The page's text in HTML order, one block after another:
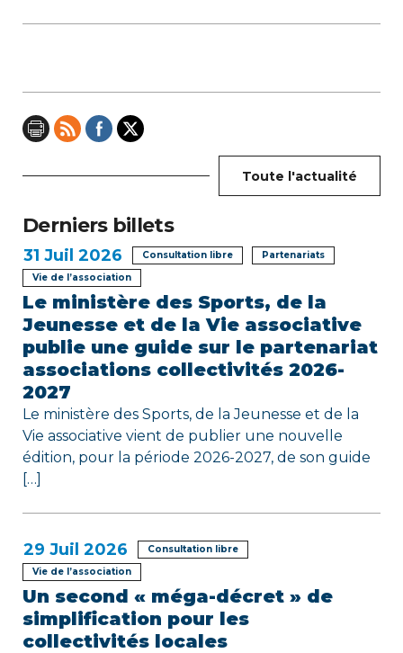
t
o
n
d
e
l
’
a
r
t
i
c
l
Toute l'actualité
Derniers billets
31 Juil 2026 Consultation libre
Partenariats
Vie de l’association
Le ministère des Sports, de la
Jeunesse et de la Vie associative
publie une guide sur le partenariat
associations collectivités 2026-
2027
Le ministère des Sports, de la Jeunesse et de la
Vie associative vient de publier une nouvelle
édition, pour la période 2026-2027, de son guide
[…]
29 Juil 2026
Consultation libre
Vie de l’association
Un second « méga-décret » de
simplification pour les
collectivités locales